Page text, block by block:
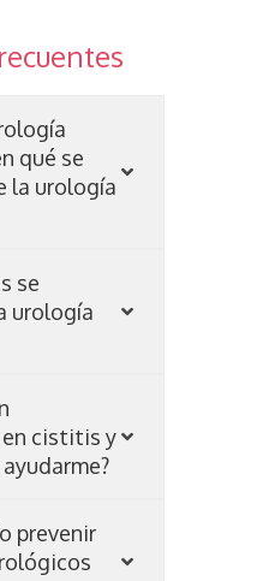
qué se
la urología
se
urología
cistitis y
prevenir